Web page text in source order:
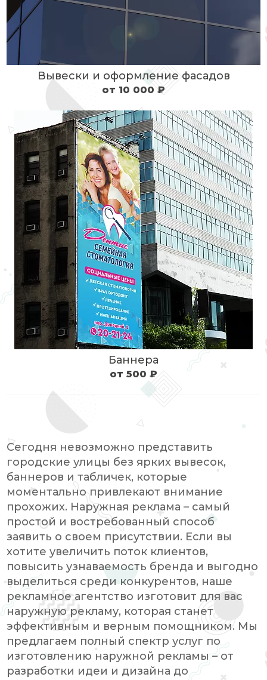
Вывески и оформление фасадов
от 10 000 ₽
Баннера
от 500 ₽
Сегодня невозможно представить
городские улицы без ярких вывесок,
баннеров и табличек, которые
моментально привлекают внимание
прохожих. Наружная реклама – самый
простой и востребованный способ
заявить о своем присутствии. Если вы
хотите увеличить поток клиентов,
повысить узнаваемость бренда и выгодно
выделиться среди конкурентов, наше
рекламное агентство изготовит для вас
наружную рекламу, которая станет
эффективным и верным помощником. Мы
предлагаем полный спектр услуг по
изготовлению наружной рекламы – от
разработки идеи и дизайна до